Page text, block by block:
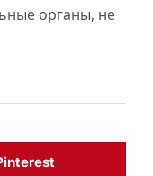
органы, не